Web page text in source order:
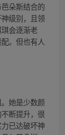
朵斯结合的
级别，且领
会逐渐老
。但也有人
她是少数颜
断提升，很
已达破坏神